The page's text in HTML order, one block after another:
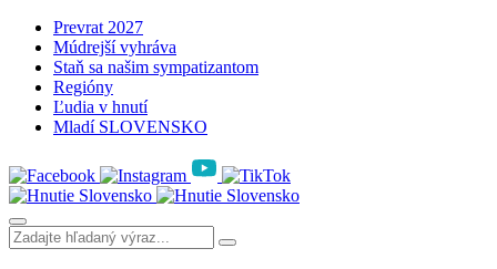
Prevrat 2027
Múdrejší vyhráva
Staň sa našim sympatizantom
Regióny
Ľudia v hnutí
Mladí SLOVENSKO